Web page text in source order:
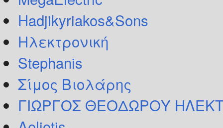
Hadjikyriakos&Sons
Ηλεκτρονική
Stephanis
Σίμος Βιολάρης
ΓΙΩΡΓΟΣ ΘΕΟΔΩΡΟΥ